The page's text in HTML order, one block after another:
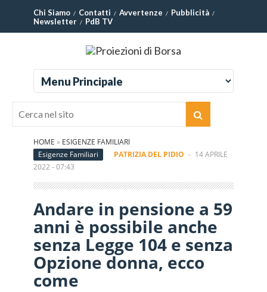
Chi Siamo Contatti Avvertenze
Pubblicità
Newsletter
PdB TV
HOME » ESIGENZE FAMILIARI
Esigenze Familiari
PATRIZIA DEL PIDIO - 14 APRILE
2022 - 07:43
Andare in pensione a 59
anni è possibile anche
senza Legge 104 e senza
Opzione donna, ecco
come